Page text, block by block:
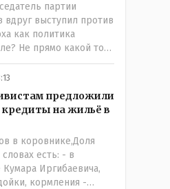
партии
вдруг выступил против
как политика
Не прямо какой то
Может он
откуда,
выступает!
что он действует в
уже и не говорю!
игры?
предложили
на жильё в
в коровнике,Доля
есть: - в
Иргибаевича,
кормления -